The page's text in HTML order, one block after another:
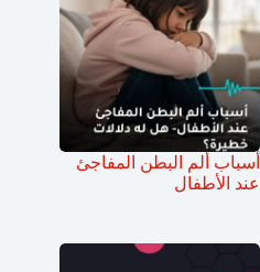
أسباب ألم البطن المفاجئ
عند الأطفال